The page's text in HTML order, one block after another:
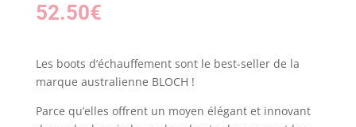
52.50€
Les boots d’échauffement sont le best-seller de la
marque australienne BLOCH !
Parce qu’elles offrent un moyen élégant et innovant